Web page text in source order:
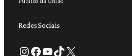
Redes Sociais
Instagram Facebook Youtube TikTok X